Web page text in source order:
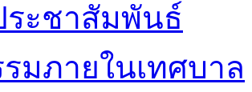
ระชาสัมพันธ์
มภายในเทศบาล